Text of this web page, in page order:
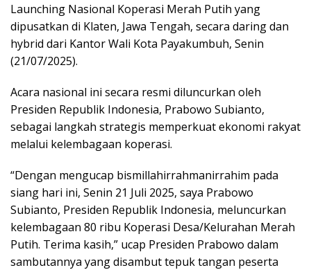
Launching Nasional Koperasi Merah Putih yang
dipusatkan di Klaten, Jawa Tengah, secara daring dan
hybrid dari Kantor Wali Kota Payakumbuh, Senin
(21/07/2025).
Acara nasional ini secara resmi diluncurkan oleh
Presiden Republik Indonesia, Prabowo Subianto,
sebagai langkah strategis memperkuat ekonomi rakyat
melalui kelembagaan koperasi.
“Dengan mengucap bismillahirrahmanirrahim pada
siang hari ini, Senin 21 Juli 2025, saya Prabowo
Subianto, Presiden Republik Indonesia, meluncurkan
kelembagaan 80 ribu Koperasi Desa/Kelurahan Merah
Putih. Terima kasih,” ucap Presiden Prabowo dalam
sambutannya yang disambut tepuk tangan peserta